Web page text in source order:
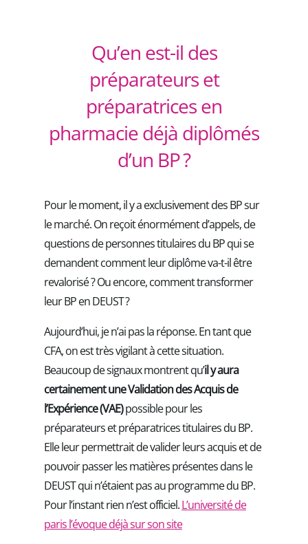
Qu’en est-il des
préparateurs et
préparatrices en
pharmacie déjà diplômés
d’un BP ?
Pour le moment, il y a exclusivement des BP sur
le marché. On reçoit énormément d’appels, de
questions de personnes titulaires du BP qui se
demandent comment leur diplôme va-t-il être
revalorisé ? Ou encore, comment transformer
leur BP en DEUST ?
Aujourd’hui, je n’ai pas la réponse. En tant que
CFA, on est très vigilant à cette situation.
Beaucoup de signaux montrent qu’il y aura
certainement une Validation des Acquis de
l’Expérience (VAE)possible pour les
préparateurs et préparatrices titulaires du BP.
Elle leur permettrait de valider leurs acquis et de
pouvoir passer les matières présentes dans le
DEUST qui n’étaient pas au programme du BP.
Pour l’instant rien n’est officiel.L’université de
paris l’évoque déjà sur son site